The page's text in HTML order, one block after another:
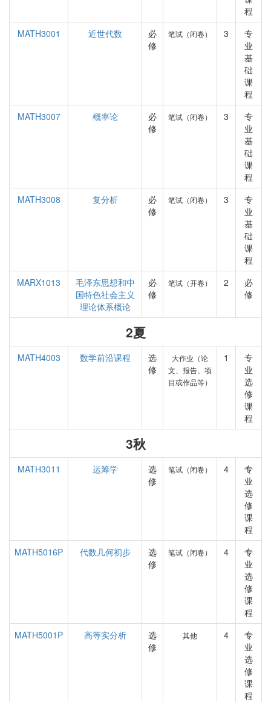
程
MATH3001
近世代数
必
修
笔试（闭卷） 3
专
业
基
础
课
程
MATH3007
概率论
必
修
笔试（闭卷） 3
专
业
基
础
课
程
MATH3008
复分析
必
修
笔试（闭卷） 3
专
业
基
础
课
程
MARX1013
毛泽东思想和中
国特色社会主义
理论体系概论
必
修
笔试（开卷） 2
必
修
2夏
MATH4003 数学前沿课程
选
修
大作业（论
文、报告、项
目或作品等）
1
专
业
选
修
课
程
3秋
MATH3011 运筹学
选
修
笔试（闭卷） 4
专
业
选
修
课
程
MATH5016P
代数几何初步
选
修
笔试（闭卷） 4
专
业
选
修
课
程
MATH5001P
高等实分析
选
修
其他 4
专
业
选
修
课
程